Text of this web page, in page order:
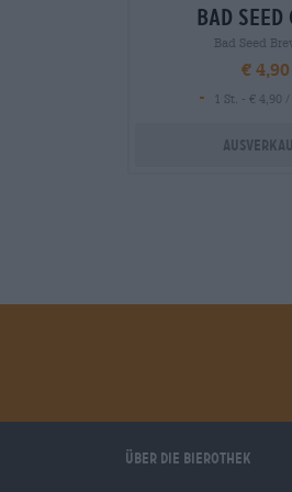
bad seed
Bad Seed
€ 4,90
-
1 St. - € 4,90 /
Über die Bierothek